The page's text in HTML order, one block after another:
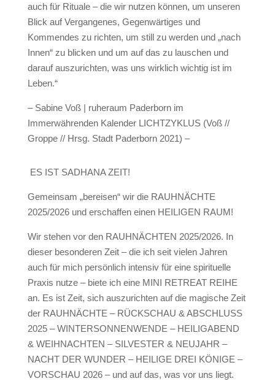
auch für Rituale – die wir nutzen können, um unseren
Blick auf Vergangenes, Gegenwärtiges und
Kommendes zu richten, um still zu werden und „nach
Innen“ zu blicken und um auf das zu lauschen und
darauf auszurichten, was uns wirklich wichtig ist im
Leben.“
– Sabine Voß | ruheraum Paderborn im
Immerwährenden Kalender LICHTZYKLUS (Voß //
Groppe // Hrsg. Stadt Paderborn 2021) –
ES IST SADHANA ZEIT!
Gemeinsam „bereisen“ wir die RAUHNÄCHTE
2025/2026 und erschaffen einen HEILIGEN RAUM!
Wir stehen vor den RAUHNÄCHTEN 2025/2026. In
dieser besonderen Zeit – die ich seit vielen Jahren
auch für mich persönlich intensiv für eine spirituelle
Praxis nutze – biete ich eine MINI RETREAT REIHE
an. Es ist Zeit, sich auszurichten auf die magische Zeit
der RAUHNÄCHTE – RÜCKSCHAU & ABSCHLUSS
2025 – WINTERSONNENWENDE – HEILIGABEND
& WEIHNACHTEN – SILVESTER & NEUJAHR –
NACHT DER WUNDER – HEILIGE DREI KÖNIGE –
VORSCHAU 2026 – und auf das, was vor uns liegt.